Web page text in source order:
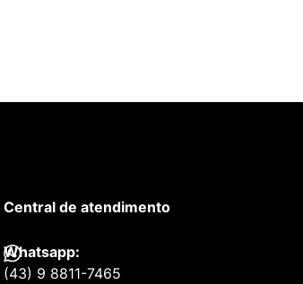
Central de atendimento
Whatsapp:
(43) 9 8811-7465